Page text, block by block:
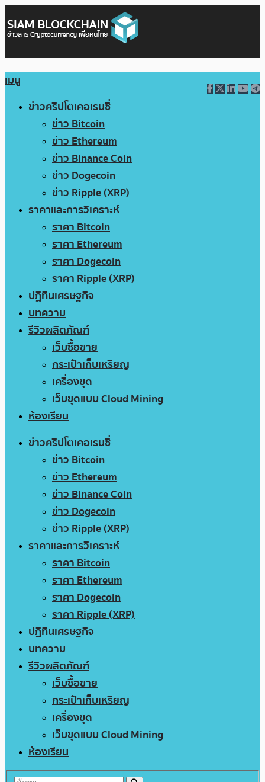
เมนู
ข่าวคริปโตเคอเรนซี่
ข่าว Bitcoin
ข่าว Ethereum
ข่าว Binance Coin
ข่าว Dogecoin
ข่าว Ripple (XRP)
ราคาและการวิเคราะห์
ราคา Bitcoin
ราคา Ethereum
ราคา Dogecoin
ราคา Ripple (XRP)
ปฏิทินเศรษฐกิจ
บทความ
รีวิวผลิตภัณฑ์
เว็บซื้อขาย
กระเป๋าเก็บเหรียญ
เครื่องขุด
เว็บขุดแบบ Cloud Mining
ห้องเรียน
ข่าวคริปโตเคอเรนซี่
ข่าว Bitcoin
ข่าว Ethereum
ข่าว Binance Coin
ข่าว Dogecoin
ข่าว Ripple (XRP)
ราคาและการวิเคราะห์
ราคา Bitcoin
ราคา Ethereum
ราคา Dogecoin
ราคา Ripple (XRP)
ปฏิทินเศรษฐกิจ
บทความ
รีวิวผลิตภัณฑ์
เว็บซื้อขาย
กระเป๋าเก็บเหรียญ
เครื่องขุด
เว็บขุดแบบ Cloud Mining
ห้องเรียน